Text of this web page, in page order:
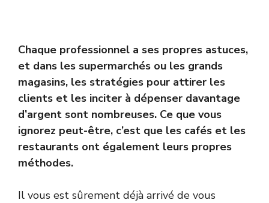
Chaque professionnel a ses propres astuces,
et dans les supermarchés ou les grands
magasins, les stratégies pour attirer les
clients et les inciter à dépenser davantage
d’argent sont nombreuses. Ce que vous
ignorez peut-être, c’est que les cafés et les
restaurants ont également leurs propres
méthodes.
Il vous est sûrement déjà arrivé de vous